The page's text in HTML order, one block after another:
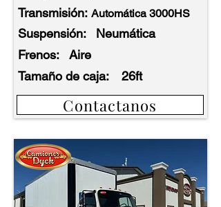
Transmisión: Automática 3000HS
Suspensión:
Neumática
Frenos:
Aire
Tamaño de caja:
26ft
Contactanos